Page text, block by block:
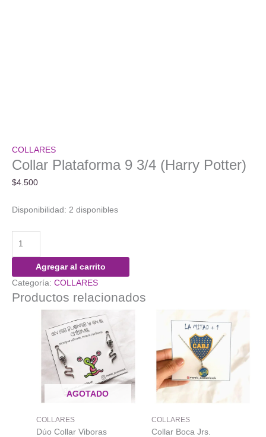
COLLARES
Collar Plataforma 9 3/4 (Harry Potter)
$4.500
Disponibilidad: 2 disponibles
Plataforma
3/4
(Harry
Potter)
Agregar al carrito
Categoría: COLLARES
Productos relacionados
AGOTADO
COLLARES
Dúo Collar Viboras
COLLARES
Collar Boca Jrs.